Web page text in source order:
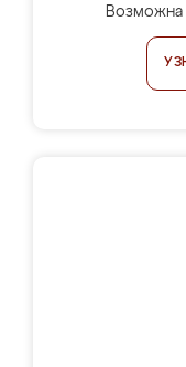
Возможна